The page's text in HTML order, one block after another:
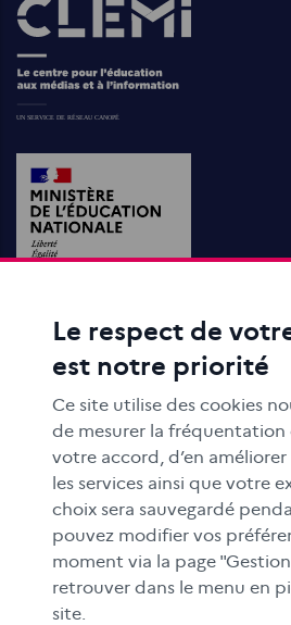
Images
ACTIONS ÉDUCATIVES
FORMATION
RESSOURCES
MÉDIAS SCOLAIRES
FAMILLES
Le CLEMI
En académies
À l'international
CLEMI sup
Le respect de
est notre priorité
Ce site utilise des cookies
de mesurer la fréquentation
votre accord, d’en
les services ainsi que votre
choix sera sauvegardé
pouvez modifier vos
moment via la page
retrouver dans le menu en
site.